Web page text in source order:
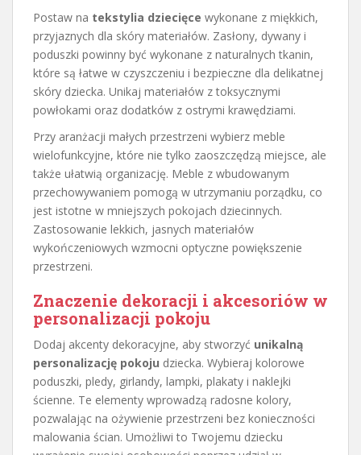
Postaw na tekstylia dziecięce wykonane z miękkich,
przyjaznych dla skóry materiałów. Zasłony, dywany i
poduszki powinny być wykonane z naturalnych tkanin,
które są łatwe w czyszczeniu i bezpieczne dla delikatnej
skóry dziecka. Unikaj materiałów z toksycznymi
powłokami oraz dodatków z ostrymi krawędziami.
Przy aranżacji małych przestrzeni wybierz meble
wielofunkcyjne, które nie tylko zaoszczędzą miejsce, ale
także ułatwią organizację. Meble z wbudowanym
przechowywaniem pomogą w utrzymaniu porządku, co
jest istotne w mniejszych pokojach dziecinnych.
Zastosowanie lekkich, jasnych materiałów
wykończeniowych wzmocni optyczne powiększenie
przestrzeni.
Znaczenie dekoracji i akcesoriów w
personalizacji pokoju
Dodaj akcenty dekoracyjne, aby stworzyć unikalną
personalizację pokoju dziecka. Wybieraj kolorowe
poduszki, pledy, girlandy, lampki, plakaty i naklejki
ścienne. Te elementy wprowadzą radosne kolory,
pozwalając na ożywienie przestrzeni bez konieczności
malowania ścian. Umożliwi to Twojemu dziecku